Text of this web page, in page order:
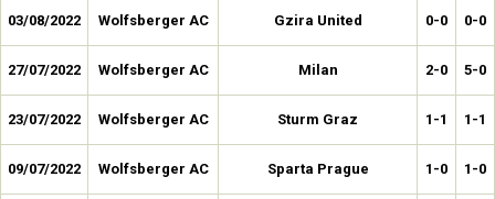
03/08/2022 Wolfsberger AC Gzira United 0-0 0-0
27/07/2022 Wolfsberger AC Milan 2-0 5-0
23/07/2022 Wolfsberger AC Sturm Graz 1-1 1-1
09/07/2022 Wolfsberger AC Sparta Prague 1-0 1-0